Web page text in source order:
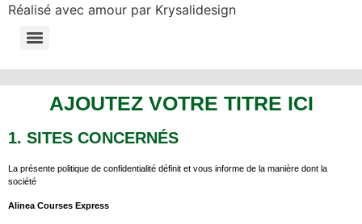
Réalisé avec amour par Krysalidesign
AJOUTEZ VOTRE TITRE ICI
1. SITES CONCERNÉS
La présente politique de confidentialité définit et vous informe de la manière dont la
société
Alinea Courses Express